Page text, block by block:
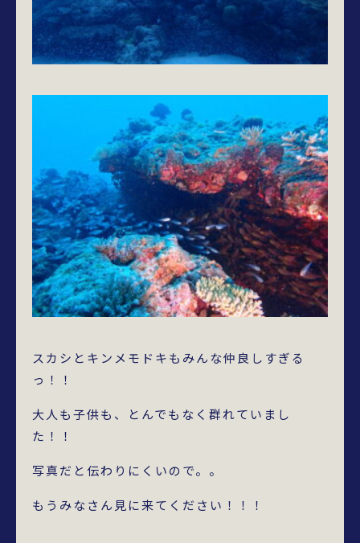
スカシとキンメモドキもみんな仲良しすぎる
っ！！
大人も子供も、とんでもなく群れていまし
た！！
写真だと伝わりにくいので。。
もうみなさん見に来てください！！！